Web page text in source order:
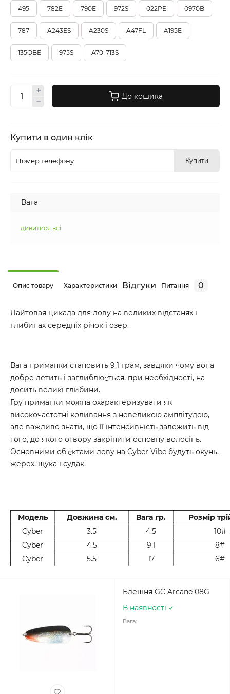
495 782E 790E 972S 022PE 0970B
787 A243ES A230S A47FL A195E
135OBE 975S A70-713S
До кошика
Купити в один клік
Купити
Вага
дивитися всі
Опис товару Характеристики Відгуки Питання 0
Лайтовая цикада для лову на великих відстанях і
глибинах середніх річок і озер.
Вага приманки становить 9,1 грам, завдяки чому вона
добре летить і заглиблюється, при необхідності, на
досить великі глибини.
Гру приманки можна охарактеризувати як
високочастотні коливання з невеликою амплітудою,
але важливо знати, що її інтенсивність залежить від
того, до якого отвору закріпити основну волосінь.
Основними об'єктами лову на Cyber Vibe будуть окунь,
жерех, щука і судак.
Модель Довжина см. Вага гр.
Розмір
Cyber
3.5 4.5
10#
Cyber
4.5 9.1
8#
Cyber
5.5 17 6#
Блешня GC Arcane 08G
В наявності
Вага: